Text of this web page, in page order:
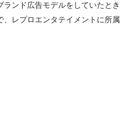
ンド広告モデルをしていたとき
レプロエンタテイメントに所属